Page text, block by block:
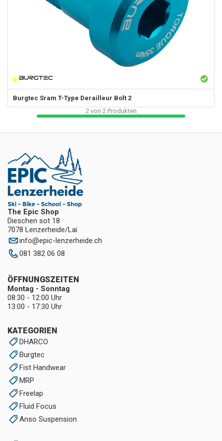
Burgtec Sram T-Type Derailleur Bolt 2
2 von 2 Produkten
The Epic Shop
Dieschen sot 18
7078 Lenzerheide/Lai
info@epic-lenzerheide.ch
081 382 06 08
KATEGORIEN
DHARCO
Burgtec
Fist Handwear
MRP
Freelap
Fluid Focus
Anso Suspension
ÖFFNUNGSZEITEN
Montag - Sonntag
08:30 - 12:00 Uhr
13:00 - 17:30 Uhr